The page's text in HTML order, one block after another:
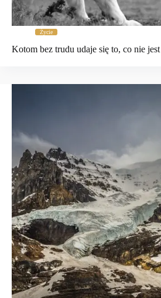
Życie
Kotom bez trudu udaje się to, co nie